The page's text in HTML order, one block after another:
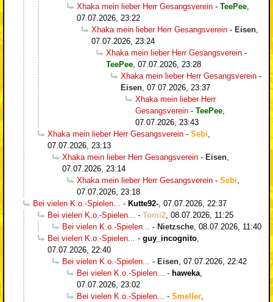
Xhaka mein lieber Herr Gesangsverein - TeePee
07.07.2026, 23:22
Xhaka mein lieber Herr Gesangsverein - Eisen
07.07.2026, 23:24
Xhaka mein lieber Herr Gesangsverein -
TeePee 07.07.2026, 23:28
Xhaka mein lieber Herr Gesangsverein -
Eisen 07.07.2026, 23:37
Xhaka mein lieber Herr
Gesangsverein - TeePee
07.07.2026, 23:43
Xhaka mein lieber Herr Gesangsverein - Sebi
07.07.2026, 23:13
Xhaka mein lieber Herr Gesangsverein - Eisen
07.07.2026, 23:14
Xhaka mein lieber Herr Gesangsverein - Sebi
07.07.2026, 23:18
Bei vielen K.o.-Spielen...
- Kutte92- 07.07.2026, 22:37
Bei vielen K.o.-Spielen...
- Tomi2 08.07.2026, 11:25
Bei vielen K.o.-Spielen...
- Nietzsche 08.07.2026, 11:40
Bei vielen K.o.-Spielen...
- guy_incognito
07.07.2026, 22:40
Bei vielen K.o.-Spielen...
- Eisen 07.07.2026, 22:42
Bei vielen K.o.-Spielen...
- haweka
07.07.2026, 23:02
Bei vielen K.o.-Spielen...
- Smeller